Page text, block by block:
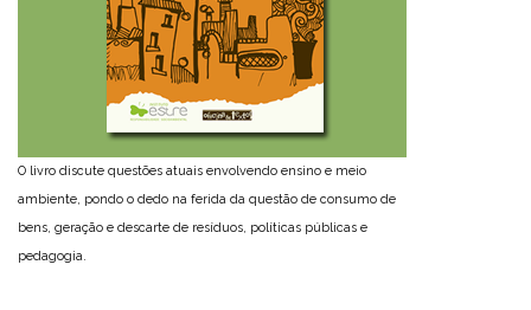
O livro discute questões atuais envolvendo ensino e meio
ambiente, pondo o dedo na ferida da questão de consumo de
bens, geração e descarte de resíduos, políticas públicas e
pedagogia.